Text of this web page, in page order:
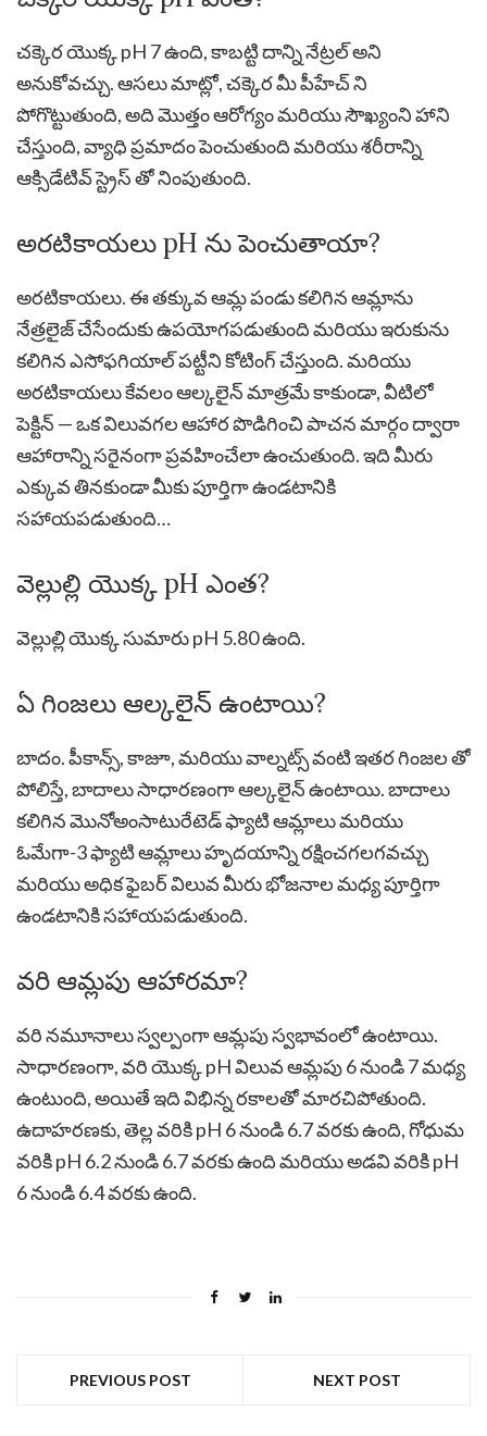
చక్కెర యొక్క pH 7 ఉంది, కాబట్టి దాన్ని నేట్రల్ అని
అనుకోవచ్చు. ఆసలు మాట్లో, చక్కెర మీ పీహేచ్ ని
పోగొట్టుతుంది, అది మొత్తం ఆరోగ్యం మరియు సౌఖ్యంని హాని
చేస్తుంది, వ్యాధి ప్రమాదం పెంచుతుంది మరియు శరీరాన్ని
ఆక్సిడేటివ్ స్ట్రెస్ తో నింపుతుంది.
అరటికాయలు pH ను పెంచుతాయా?
అరటికాయలు. ఈ తక్కువ ఆమ్ల పండు కలిగిన ఆమ్లాను
నేత్రలైజ్ చేసేందుకు ఉపయోగపడుతుంది మరియు ఇరుకును
కలిగిన ఎసోఫగియాల్ పట్టీని కోటింగ్ చేస్తుంది. మరియు
అరటికాయలు కేవలం ఆల్కలైన్ మాత్రమే కాకుండా, వీటిలో
పెక్టిన్ — ఒక విలువగల ఆహార పొడిగించి పాచన మార్గం ద్వారా
ఆహారాన్ని సరైనంగా ప్రవహించేలా ఉంచుతుంది. ఇది మీరు
ఎక్కువ తినకుండా మీకు పూర్తిగా ఉండటానికి
సహాయపడుతుంది…
వెల్లుల్లి యొక్క pH ఎంత?
వెల్లుల్లి యొక్క సుమారు pH 5.80 ఉంది.
ఏ గింజలు ఆల్కలైన్ ఉంటాయి?
బాదం. పీకాన్స్, కాజూ, మరియు వాల్నట్స్ వంటి ఇతర గింజల తో
పోలిస్తే, బాదాలు సాధారణంగా ఆల్కలైన్ ఉంటాయి. బాదాలు
కలిగిన మొనోఅంసాటురేటెడ్ ఫ్యాటి ఆమ్లాలు మరియు
ఓమేగా-3 ఫ్యాటి ఆమ్లాలు హృదయాన్ని రక్షించగలగవచ్చు
మరియు అధిక ఫైబర్ విలువ మీరు భోజనాల మధ్య పూర్తిగా
ఉండటానికి సహాయపడుతుంది.
వరి ఆమ్లపు ఆహారమా?
వరి నమూనాలు స్వల్పంగా ఆమ్లపు స్వభావంలో ఉంటాయి.
సాధారణంగా, వరి యొక్క pH విలువ ఆమ్లపు 6 నుండి 7 మధ్య
ఉంటుంది, అయితే ఇది విభిన్న రకాలతో మారచిపోతుంది.
ఉదాహరణకు, తెల్ల వరికి pH 6 నుండి 6.7 వరకు ఉంది, గోధుమ
వరికి pH 6.2 నుండి 6.7 వరకు ఉంది మరియు అడవి వరికి pH
6 నుండి 6.4 వరకు ఉంది.
PREVIOUS POST NEXT POST